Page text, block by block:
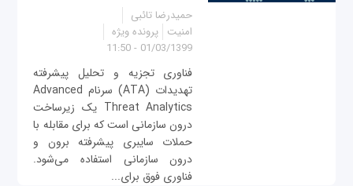
حمیدرضا تائبی
امنیت پرونده ویژه
01/03/1399 - 11:50
فناوری تجزیه و تحلیل پیشرفته
تهدیدات (ATA) سرنام Advanced
Threat Analytics یک زیرساخت
درون سازمانی است که برای مقابله با
حملات سایبری پیشرفته برون و
درون سازمانی استفاده می‌شود.
فناوری فوق برای...